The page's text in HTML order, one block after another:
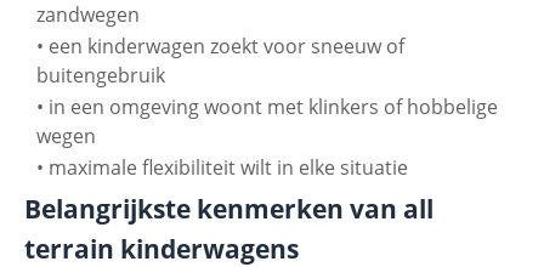
zandwegen
• een kinderwagen zoekt voor sneeuw of
buitengebruik
• in een omgeving woont met klinkers of hobbelige
wegen
• maximale flexibiliteit wilt in elke situatie
Belangrijkste kenmerken van all
terrain kinderwagens